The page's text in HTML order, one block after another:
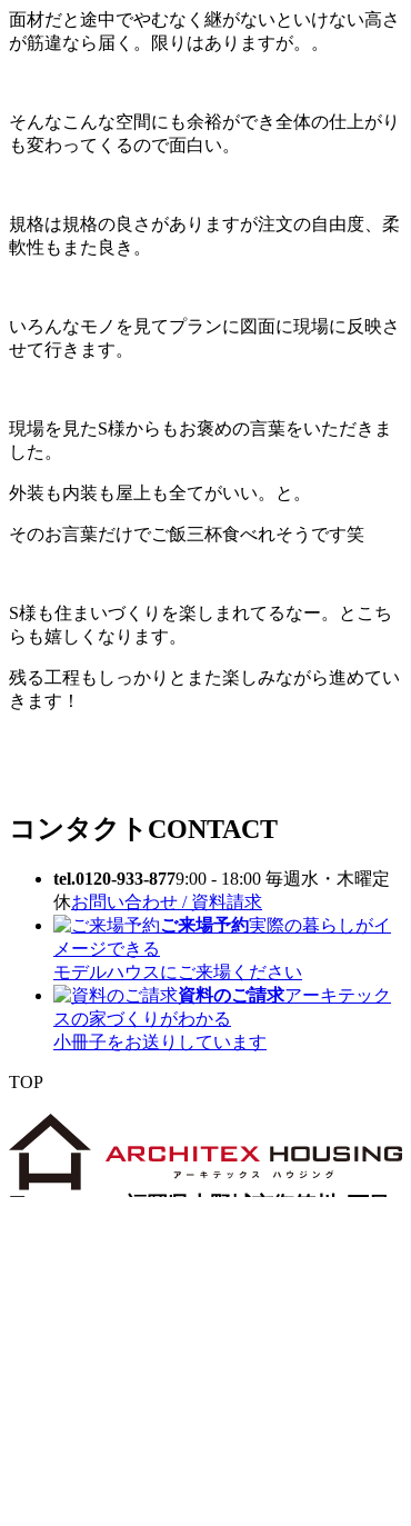
面材だと途中でやむなく継がないといけない高さ
が筋違なら届く。限りはありますが。。
そんなこんな空間にも余裕ができ全体の仕上がり
も変わってくるので面白い。
規格は規格の良さがありますが注文の自由度、柔
軟性もまた良き。
いろんなモノを見てプランに図面に現場に反映さ
せて行きます。
現場を見たS様からもお褒めの言葉をいただきま
した。
外装も内装も屋上も全てがいい。と。
そのお言葉だけでご飯三杯食べれそうです笑
S様も住まいづくりを楽しまれてるなー。とこち
らも嬉しくなります。
残る工程もしっかりとまた楽しみながら進めてい
きます！
コンタクト CONTACT
tel.0120-933-8779:00 - 18:00 毎週水・木曜定
休お問い合わせ / 資料請求
ご来場予約実際の暮らしがイ
メージできる
モデルハウスにご来場ください
資料のご請求アーキテック
スの家づくりがわかる
小冊子をお送りしています
TOP
〒 816-0912 福岡県大野城市御笠川5丁目8